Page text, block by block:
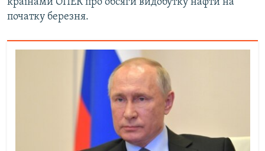
країнами ОПЕК про обсяги видобутку нафти на
початку березня.